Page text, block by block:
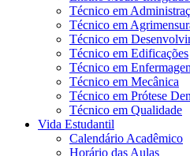
Técnico em
Técnico em
Técnico em
Técnico em Edificações
Técnico em
Técnico em Mecânica
Técnico em Prótese
Técnico em Qualidade
Vida Estudantil
Calendário Acadêmico
Horário das Aulas